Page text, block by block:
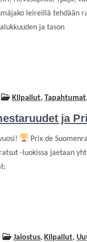
leireillä tehdään
ja tason
Kilpailut, Tapahtumat
ja
Prix de
-luokissa jaetaan
Jalostus, Kilpailut,